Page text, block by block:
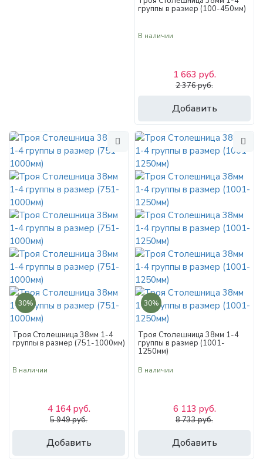
группы в размер (100-450мм)
В наличии
Добавить
1 663 руб.
2 376 руб.
30%
Троя Столешница 38мм 1-4
группы в размер (751-1000мм)
В наличии
Добавить
4 164 руб.
5 949 руб.
30%
Троя Столешница 38мм 1-4
группы в размер (1001-
1250мм)
В наличии
Добавить
6 113 руб.
8 733 руб.